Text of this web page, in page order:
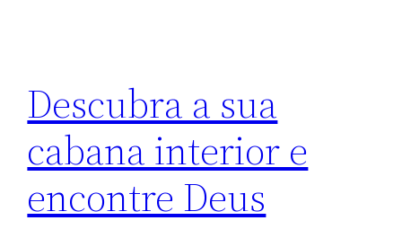
Descubra a sua
cabana interior e
encontre Deus